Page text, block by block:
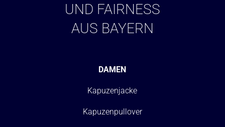
UND FAIRNESS
AUS BAYERN
DAMEN
Kapuzenjacke
Kapuzenpullover